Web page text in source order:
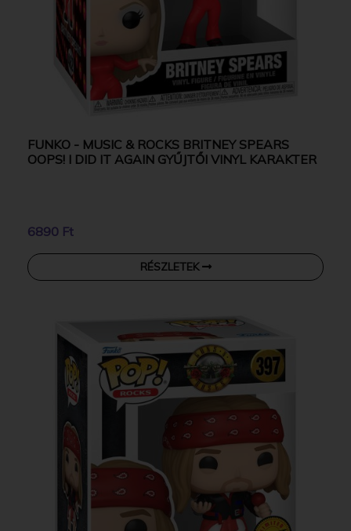
FUNKO - MUSIC & ROCKS BRITNEY SPEARS
OOPS! I DID IT AGAIN GYŰJTŐI VINYL KARAKTER
6890 Ft
RÉSZLETEK